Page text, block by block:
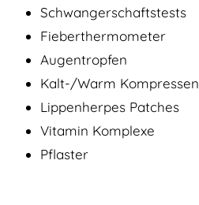
Schwangerschaftstests
Fieberthermometer
Augentropfen
Kalt-/Warm Kompressen
Lippenherpes Patches
Vitamin Komplexe
Pflaster